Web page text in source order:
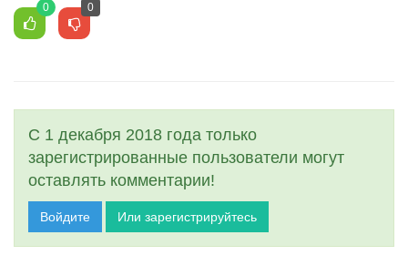
0 0
С 1 декабря 2018 года только
зарегистрированные пользователи могут
оставлять комментарии!
Войдите Или зарегистрируйтесь